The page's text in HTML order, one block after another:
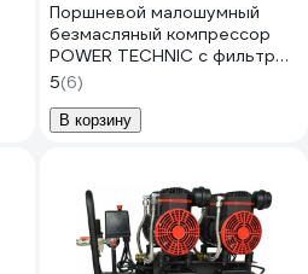
Поршневой малошумный
безмасляный компрессор
POWER TECHNIC с фильтром
влагоотделителем
ACL240/025
5(6)
В корзину